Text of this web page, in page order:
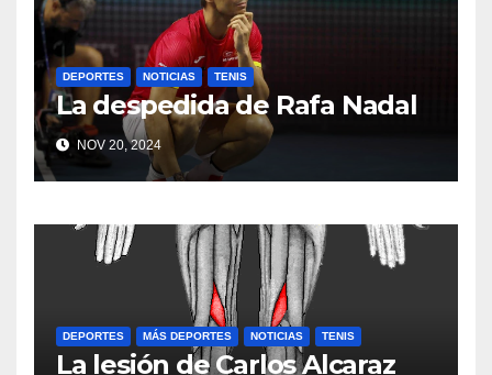
DEPORTES NOTICIAS TENIS
La despedida de Rafa Nadal
NOV 20, 2024
DEPORTES MÁS DEPORTES NOTICIAS TENIS
La lesión de Carlos Alcaraz